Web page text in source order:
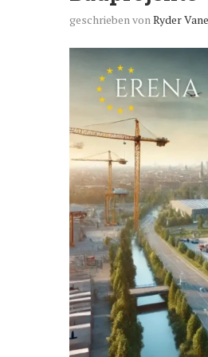
geschrieben vonRyder Vane